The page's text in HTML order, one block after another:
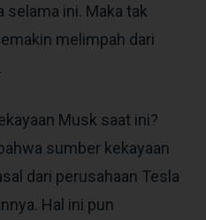
selama ini. Maka tak
melimpah dari
Musk saat ini?
sumber kekayaan
dari perusahaan Tesla
Hal ini pun